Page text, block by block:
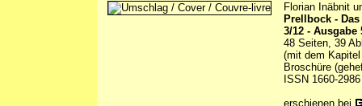
Florian Inäbnit
Prellbock -
3/12 - Ausgabe
48 Seiten, 39
(mit dem
Broschüre
ISSN 1660-2986
erschienen bei